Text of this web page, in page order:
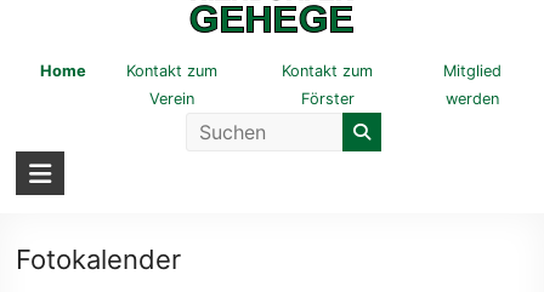
Pro
Gehege
Schutz
Home
Kontakt zum
Verein
Kontakt zum
Förster
Mitglied
werden
Fotokalender